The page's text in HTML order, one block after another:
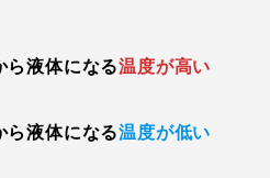
ら液体になる温度が高い
ら液体になる温度が低い